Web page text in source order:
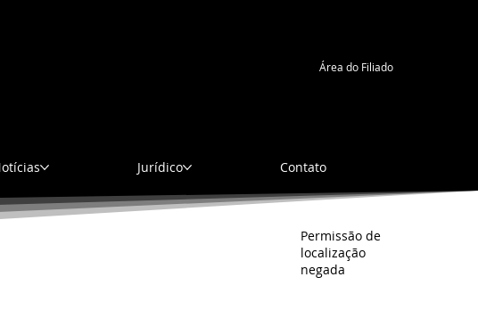
Jurídico Contato
Área do Filiado
Permissão de
localização
negada